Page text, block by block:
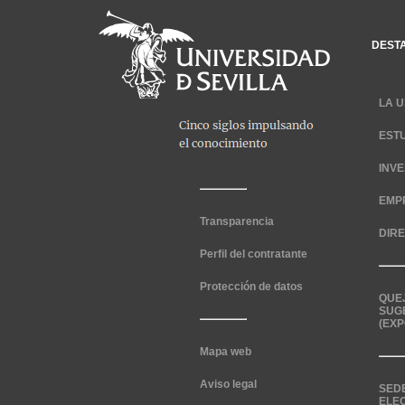
Transparencia
Perfil del contratante
Protección de datos
Mapa web
Aviso legal
LA